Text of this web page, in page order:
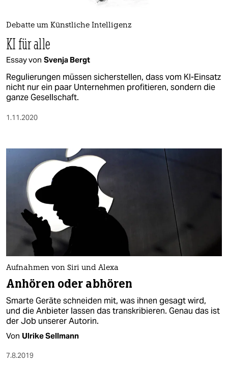
nord
wahrheit
verlag
verlag
fragen & hilfe
unterstützen
genossenschaft
epaper login
Debatte um Künstliche Intelligenz
KI für alle
Essay von Svenja Bergt
Regulierungen müssen sicherstellen, dass vom KI-Einsatz
nicht nur ein paar Unternehmen profitieren, sondern die
ganze Gesellschaft.
1.11.2020
Aufnahmen von Siri und Alexa
Anhören oder abhören
Smarte Geräte schneiden mit, was ihnen gesagt wird,
und die Anbieter lassen das transkribieren. Genau das ist
der Job unserer Autorin.
Von Ulrike Sellmann
7.8.2019